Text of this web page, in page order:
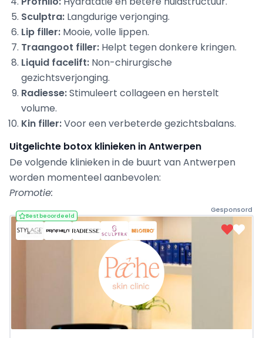
Sculptra: Langdurige verjonging.
Lip filler: Mooie, volle lippen.
Traangoot filler: Helpt tegen donkere kringen.
Liquid facelift: Non-chirurgische
gezichtsverjonging.
Radiesse:Stimuleert collageen en herstelt
volume.
Kin filler:Voor een verbeterde gezichtsbalans.
Uitgelichte botox klinieken in Antwerpen
De volgende klinieken in de buurt van Antwerpen
worden momenteel aanbevolen:
Promotie:
Gesponsord
Best beoordeeld